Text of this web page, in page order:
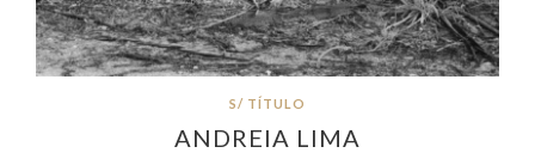
S/ TÍTULO
ANDREIA LIMA